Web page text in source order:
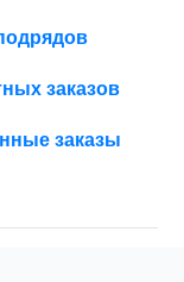
заказов
заказы